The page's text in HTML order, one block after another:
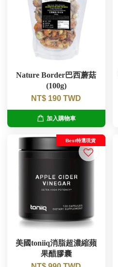
Nature Border巴西蘑菇
(100g)
NT$ 190 TWD
加入購物車
Best特選現貨
美國toniiq消脂超濃縮蘋
果醋膠囊